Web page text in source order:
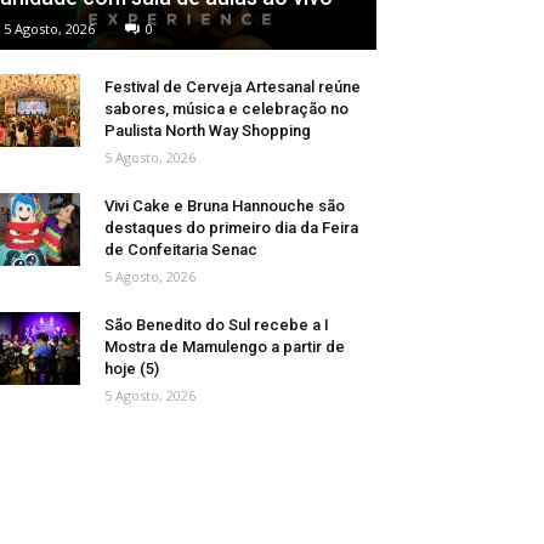
5 Agosto, 2026 0
Festival de Cerveja Artesanal reúne
sabores, música e celebração no
Paulista North Way Shopping
5 Agosto, 2026
Vivi Cake e Bruna Hannouche são
destaques do primeiro dia da Feira
de Confeitaria Senac
5 Agosto, 2026
São Benedito do Sul recebe a I
Mostra de Mamulengo a partir de
hoje (5)
5 Agosto, 2026